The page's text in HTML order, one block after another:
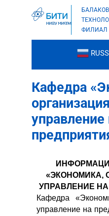
ФИЛИАЛ
Кафедра
управление
«ЭКОНОМИКА,
УПРАВЛЕНИЕ
Кафедра
управление на